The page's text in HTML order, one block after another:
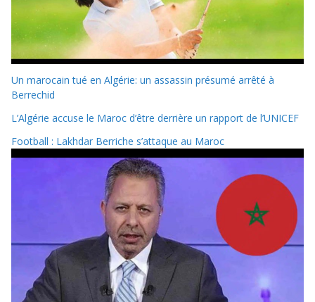
Un marocain tué en Algérie: un assassin présumé arrêté à
Berrechid
L’Algérie accuse le Maroc d’être derrière un rapport de l’UNICEF
Football : Lakhdar Berriche s’attaque au Maroc